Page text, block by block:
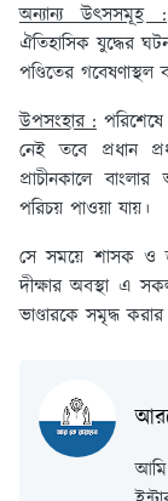
অন্যান্য উৎসসমূহ :
ঐতিহাসিক যুদ্ধের
পণ্ডিতের গবেষণাস্থল
উপসংহার :
নেই তবে প্রধান
প্রাচীনকালে
পরিচয় পাওয়া যায়।
সে সময়ে শাসক ও
দীক্ষার অবস্থা এ
ভাণ্ডারকে সমৃদ্ধ